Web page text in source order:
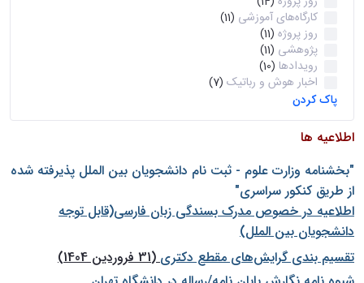
کارگاه‌های آموزشی (11)
روز پروژه (11)
پژوهشی (11)
رویدادها (10)
اخبار هوش و رباتیک (7)
پاک کردن
اطلاعیه ها
"بخشنامه وزارت علوم - ثبت نام دانشجويان بين الملل پذيرفته شده
از طريق كنكور سراسری"
اطلاعیه در خصوص مدرک بسندگی زبان فارسی(قابل توجه
دانشجویان بین الملل)
تقسیم بندی گرایش‌های مقطع دکتری(31 فروردین 1404)